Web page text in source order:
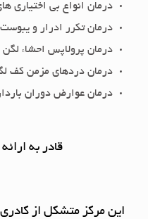
درمان انواع بی اختیاری های
درمان تکرر ادرار و یبوست
درمان پرولاپس احشاء لگن
درمان دردهای مزمن کف لگن
درمان عوارض دوران
قادر به
این مرکز متشکل از کادری